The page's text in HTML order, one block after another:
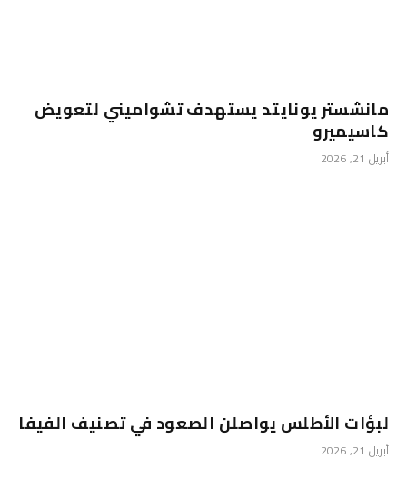
مانشستر يونايتد يستهدف تشواميني لتعويض
كاسيميرو
أبريل 21, 2026
لبؤات الأطلس يواصلن الصعود في تصنيف الفيفا
أبريل 21, 2026